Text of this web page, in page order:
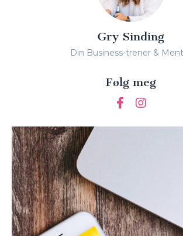
Gry Sinding
Din Business-trener &
Følg meg